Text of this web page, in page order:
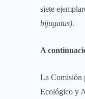
siete
bijugatus).
A
La Comisión
Ecológico y